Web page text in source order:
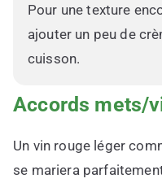
Pour une texture
ajouter un peu de
cuisson.
Accords mets/
Un vin rouge léger
se mariera